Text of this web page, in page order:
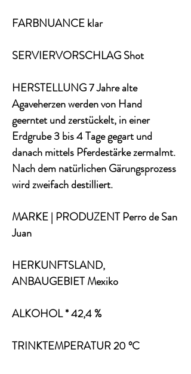
FARBNUANCE klar
SERVIERVORSCHLAG Shot
HERSTELLUNG 7 Jahre alte
Agaveherzen werden von Hand
geerntet und zerstückelt, in einer
Erdgrube 3 bis 4 Tage gegart und
danach mittels Pferdestärke zermalmt.
Nach dem natürlichen Gärungsprozess
wird zweifach destilliert.
MARKE | PRODUZENT Perro de San
Juan
HERKUNFTSLAND,
ANBAUGEBIET Mexiko
ALKOHOL * 42,4 %
TRINKTEMPERATUR 20 °C